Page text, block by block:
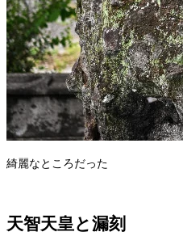
綺麗なところだった
天智天皇と漏刻